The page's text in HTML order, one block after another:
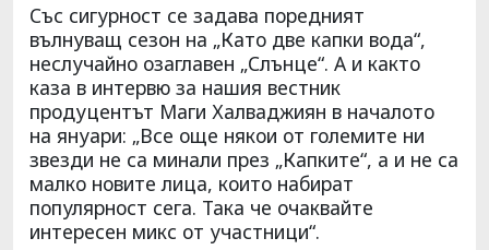
Със сигурност се задава поредният
вълнуващ сезон на „Като две капки вода“,
неслучайно озаглавен „Слънце“. А и както
каза в интервю за нашия вестник
продуцентът Маги Халваджиян в началото
на януари: „Все още някои от големите ни
звезди не са минали през „Капките“, а и не са
малко новите лица, които набират
популярност сега. Така че очаквайте
интересен микс от участници“.